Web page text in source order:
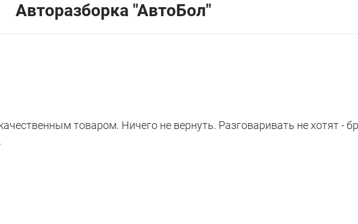
Авторазборка "АвтоБол"
товаром. Ничего не вернуть. Разговаривать не хотят -